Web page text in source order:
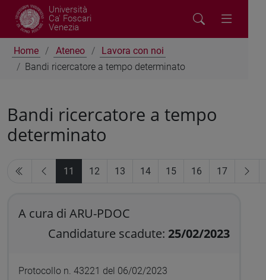
Università
Ca' Foscari
Venezia
Home Ateneo
Lavora con noi
Bandi ricercatore a tempo determinato
Bandi ricercatore a tempo
determinato
11 12 13 14 15 16 17
A cura di ARU-PDOC
Candidature scadute: 25/02/2023
Protocollo n. 43221 del 06/02/2023